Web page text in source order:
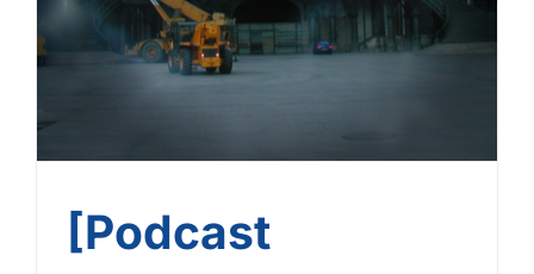
[Podcast